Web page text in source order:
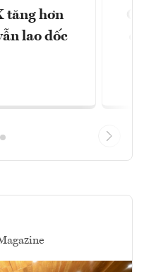
tăng hơn
lao dốc